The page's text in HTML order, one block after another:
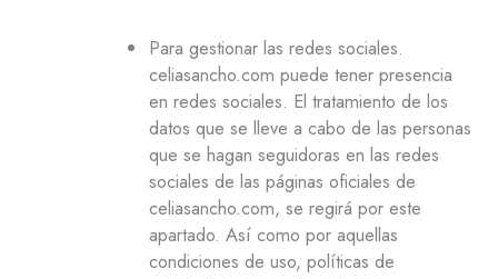
Para gestionar las redes sociales.
celiasancho.com puede tener presencia
en redes sociales. El tratamiento de los
datos que se lleve a cabo de las personas
que se hagan seguidoras en las redes
sociales de las páginas oficiales de
celiasancho.com, se regirá por este
apartado. Así como por aquellas
condiciones de uso, políticas de